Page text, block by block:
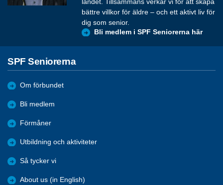
bättre villkor för äldre – och ett aktivt liv för
dig som senior.
Bli medlem i SPF Seniorerna här
SPF Seniorerna
Om förbundet
Bli medlem
Förmåner
Utbildning och aktiviteter
Så tycker vi
About us (in English)